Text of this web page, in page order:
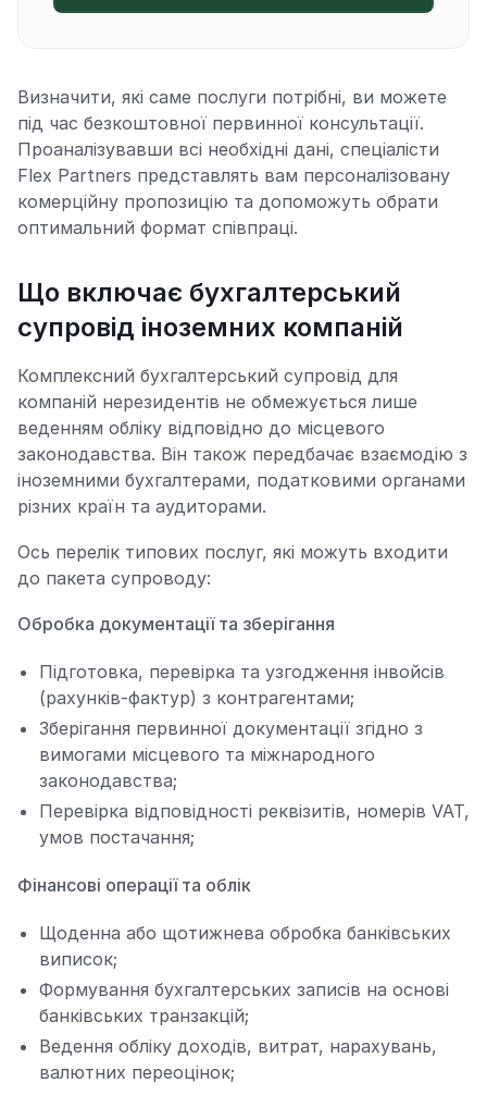
Визначити, які саме послуги потрібні, ви можете
під час безкоштовної первинної консультації.
Проаналізувавши всі необхідні дані, спеціалісти
Flex Partners представлять вам персоналізовану
комерційну пропозицію та допоможуть обрати
оптимальний формат співпраці.
Що включає бухгалтерський
супровід іноземних компаній
Комплексний бухгалтерський супровід для
компаній нерезидентів не обмежується лише
веденням обліку відповідно до місцевого
законодавства. Він також передбачає взаємодію з
іноземними бухгалтерами, податковими органами
різних країн та аудиторами.
Ось перелік типових послуг, які можуть входити
до пакета супроводу:
Обробка документації та зберігання
Підготовка, перевірка та узгодження інвойсів
(рахунків-фактур) з контрагентами;
Зберігання первинної документації згідно з
вимогами місцевого та міжнародного
законодавства;
Перевірка відповідності реквізитів, номерів VAT,
умов постачання;
Фінансові операції та облік
Щоденна або щотижнева обробка банківських
виписок;
Формування бухгалтерських записів на основі
банківських транзакцій;
Ведення обліку доходів, витрат, нарахувань,
валютних переоцінок;